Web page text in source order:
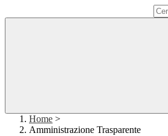
Home >
Amministrazione Trasparente